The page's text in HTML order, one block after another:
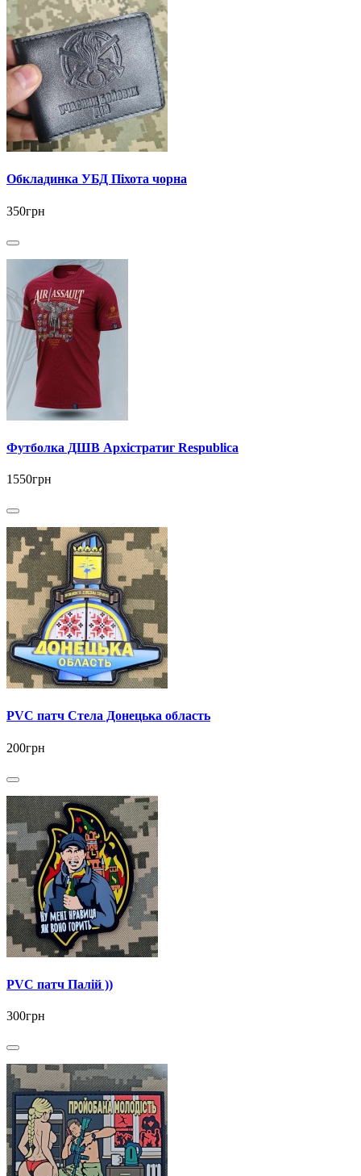
Обкладинка УБД Піхота чорна
350грн
Футболка ДШВ Архістратиг Respublica
1550грн
PVC патч Стела Донецька область
200грн
PVC патч Палій ))
300грн